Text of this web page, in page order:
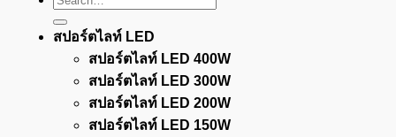
for:
สปอร์ตไลท์ LED
สปอร์ตไลท์ LED 400W
สปอร์ตไลท์ LED 300W
สปอร์ตไลท์ LED 200W
สปอร์ตไลท์ LED 150W